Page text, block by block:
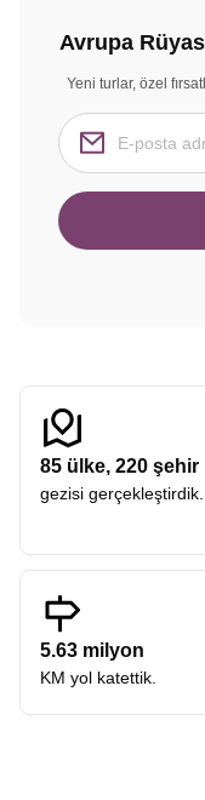
Avrupa
Yeni turlar, özel
85 ülke, 220 şehir
gezisi gerçekleştirdik.
5.63 milyon
KM yol katettik.